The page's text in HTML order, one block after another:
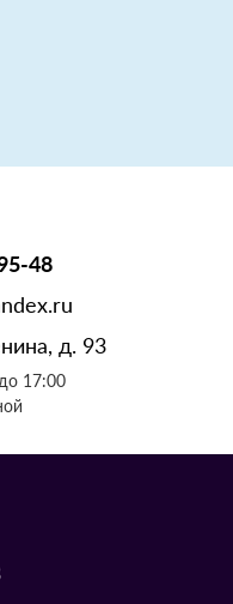
48
д. 93
17:00